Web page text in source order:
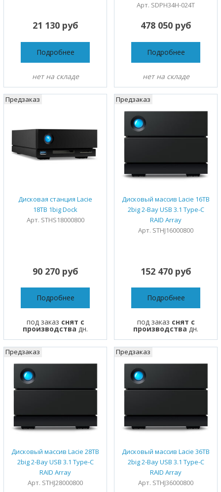
21 130 руб
Подробнее
нет на складе
Арт. SDPH34H-024T
478 050 руб
Подробнее
нет на складе
Дисковая станция Lacie
18TB 1big Dock
Арт. STHS18000800
Предзаказ
90 270 руб
Подробнее
под заказ снят с
производства дн.
Дисковый массив Lacie 16TB
2big 2-Bay USB 3.1 Type-C
RAID Array
Арт. STHJ16000800
Предзаказ
152 470 руб
Подробнее
под заказ снят с
производства дн.
Дисковый массив Lacie 28TB
2big 2-Bay USB 3.1 Type-C
RAID Array
Арт. STHJ28000800
Предзаказ
Дисковый массив Lacie 36TB
2big 2-Bay USB 3.1 Type-C
RAID Array
Арт. STHJ36000800
Предзаказ